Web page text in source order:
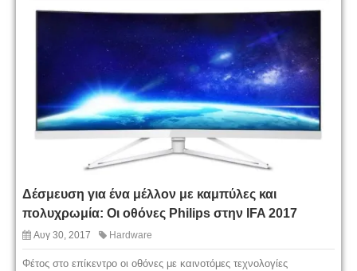
Δέσμευση για ένα μέλλον με καμπύλες και
πολυχρωμία: Οι οθόνες Philips στην IFA 2017
Αυγ 30, 2017 Hardware
Φέτος στο επίκεντρο οι οθόνες με καινοτόμες τεχνολογίες